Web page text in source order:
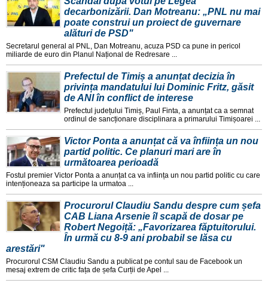
decarbonizării. Dan Motreanu: „PNL nu mai
poate construi un proiect de guvernare
alături de PSD"
Secretarul general al PNL, Dan Motreanu, acuza PSD ca pune in pericol
miliarde de euro din Planul Național de Redresare ...
Prefectul de Timiș a anunțat decizia în
privința mandatului lui Dominic Fritz, găsit
de ANI în conflict de interese
Prefectul județului Timiș, Paul Finta, a anunțat ca a semnat
ordinul de sancționare disciplinara a primarului Timișoarei ...
Victor Ponta a anunțat că va înființa un nou
partid politic. Ce planuri mari are în
următoarea perioadă
Fostul premier Victor Ponta a anunțat ca va inființa un nou partid politic cu care
intenționeaza sa participe la urmatoa ...
Procurorul Claudiu Sandu despre cum șefa
CAB Liana Arsenie îl scapă de dosar pe
Robert Negoiță: „Favorizarea făptuitorului.
În urmă cu 8-9 ani probabil se lăsa cu
arestări"
Procurorul CSM Claudiu Sandu a publicat pe contul sau de Facebook un
mesaj extrem de critic fața de șefa Curții de Apel ...